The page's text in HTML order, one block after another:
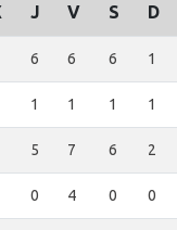
J V S D
6 6 6 1
1 1 1 1
5 7 6 2
0 4 0 0